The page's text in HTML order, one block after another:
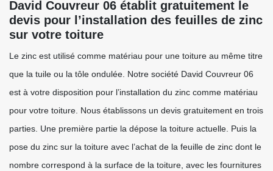
David Couvreur 06 établit gratuitement le
devis pour l’installation des feuilles de zinc
sur votre toiture
Le zinc est utilisé comme matériau pour une toiture au même titre
que la tuile ou la tôle ondulée. Notre société David Couvreur 06
est à votre disposition pour l’installation du zinc comme matériau
pour votre toiture. Nous établissons un devis gratuitement en trois
parties. Une première partie la dépose la toiture actuelle. Puis la
pose du zinc sur la toiture avec l’achat de la feuille de zinc dont le
nombre correspond à la surface de la toiture, avec les fournitures